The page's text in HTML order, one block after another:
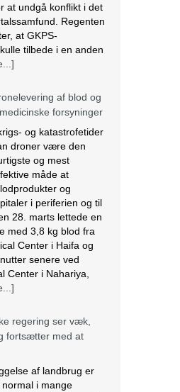
at undgå konflikt i det
Regenten
at GKPS-
tilbede i en anden
af blod og
forsyninger
og katastrofetider
droner være den
og mest
måde at
og
i periferien og til
28. marts lettede en
med 3,8 kg blod fra
Center i Haifa og
senere ved
Center i Nahariya,
regering ser væk,
fortsætter med at
af landbrug er
i mange